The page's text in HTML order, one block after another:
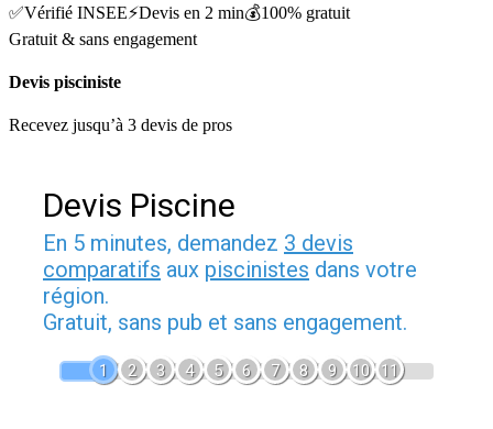
✅Vérifié INSEE⚡Devis en 2 min💰100% gratuit
Gratuit & sans engagement
Devis pisciniste
Recevez jusqu’à 3 devis de pros
Devis Piscine
En 5 minutes, demandez 3 devis
comparatifs aux piscinistes dans votre
région.
Gratuit, sans pub et sans engagement.
1 2 3 4 5 6 7 8 9 10 11